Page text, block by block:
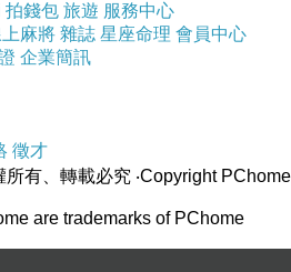
拍錢包 旅遊 服務中心
麻將 雜誌 星座命理 會員中心
企業簡訊
徵才
所有、轉載必究 ‧Copyright PChome
are trademarks of PChome